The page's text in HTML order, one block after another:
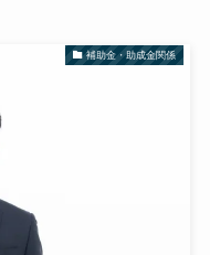
補助金・助成金関係